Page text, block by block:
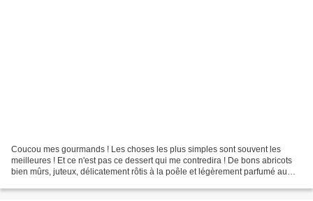
Coucou mes gourmands ! Les choses les plus simples sont souvent les
meilleures ! Et ce n'est pas ce dessert qui me contredira ! De bons abricots
bien mûrs, juteux, délicatement rôtis à la poêle et légèrement parfumé au